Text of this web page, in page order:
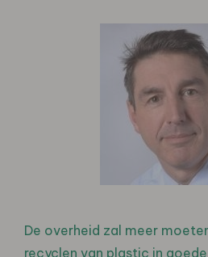
De overheid zal meer
recyclen van plastic in